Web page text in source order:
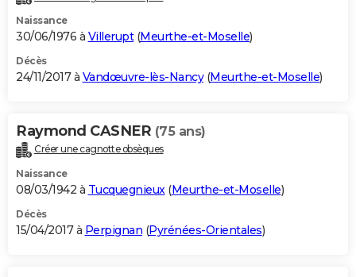
Naissance
30/06/1976 à Villerupt(Meurthe-et-Moselle)
Décès
24/11/2017 à Vandœuvre-lès-Nancy(Meurthe-et-Moselle)
Raymond CASNER (75 ans)
Créer une cagnotte obsèques
Naissance
08/03/1942 à Tucquegnieux(Meurthe-et-Moselle)
Décès
15/04/2017 à Perpignan (Pyrénées-Orientales)